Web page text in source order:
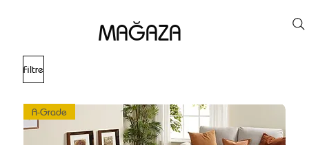
MAĞAZA
Filtre
A-Grade